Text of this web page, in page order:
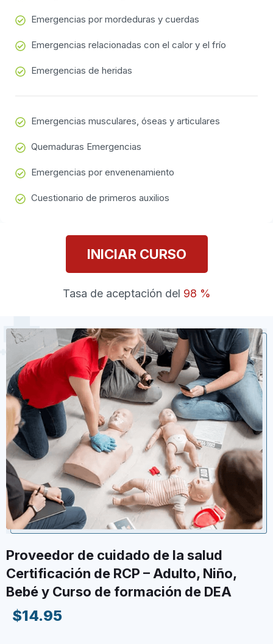
Emergencias por mordeduras y cuerdas
Emergencias relacionadas con el calor y el frío
Emergencias de heridas
Emergencias musculares, óseas y articulares
Quemaduras Emergencias
Emergencias por envenenamiento
Cuestionario de primeros auxilios
INICIAR CURSO
Tasa de aceptación del 98 %
Proveedor de cuidado de la salud
Certificación de RCP – Adulto, Niño,
Bebé y Curso de formación de DEA
$14.95